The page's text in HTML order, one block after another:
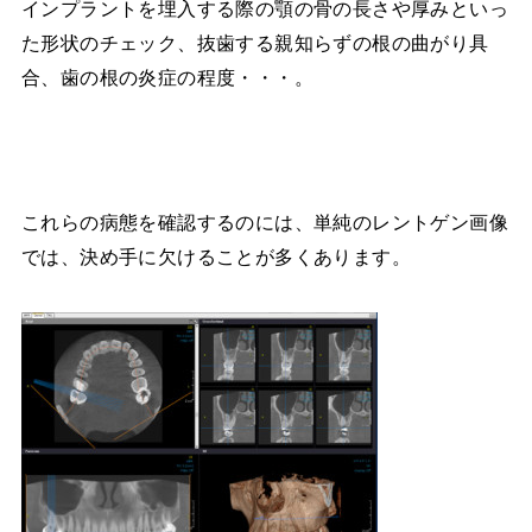
インプラントを埋入する際の顎の骨の長さや厚みといっ
た形状のチェック、抜歯する親知らずの根の曲がり具
合、歯の根の炎症の程度・・・。
これらの病態を確認するのには、単純のレントゲン画像
では、決め手に欠けることが多くあります。